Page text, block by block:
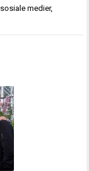
sosiale medier,